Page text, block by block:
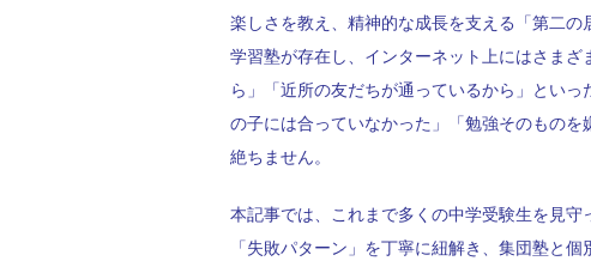
楽しさを教え、精神的な成長を支える「第二
学習塾が存在し、インターネット上にはさま
ら」「近所の友だちが通っているから」とい
の子には合っていなかった」「勉強そのもの
絶ちません。
本記事では、これまで多くの中学受験生を見
「失敗パターン」を丁寧に紐解き、集団塾と